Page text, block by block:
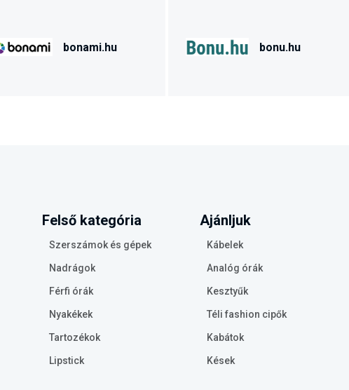
bonami.hu bonu.hu
Felső kategória
Szerszámok és gépek
Nadrágok
Férfi órák
Nyakékek
Tartozékok
Lipstick
Ajánljuk
Kábelek
Analóg órák
Kesztyűk
Téli fashion cipők
Kabátok
Kések